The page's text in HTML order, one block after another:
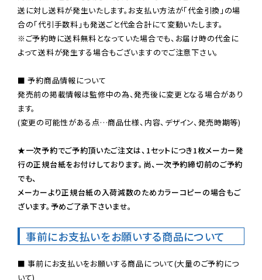
送に対し送料が発生いたします。お支払い方法が「代金引換」の場
※ご予約時に送料無料となっていた場合でも、お届け時の代金に
よって送料が発生する場合もございますのでご注意下さい。
■ 予約商品情報について
発売前の掲載情報は監修中の為、発売後に変更となる場合があり
ます。
(変更の可能性がある点…商品仕様、内容、デザイン、発売時期等)
★一次予約でご予約頂いたご注文は、1セットにつき1枚メーカー発
行の正規台紙をお付けしております。尚、一次予約締切前のご予約
でも、
メーカーより正規台紙の入荷減数のためカラーコピーの場合もご
ざいます。予めご了承下さいませ。
事前にお支払いをお願いする商品について
■ 事前にお支払いをお願いする商品について(大量のご予約につ
いて)